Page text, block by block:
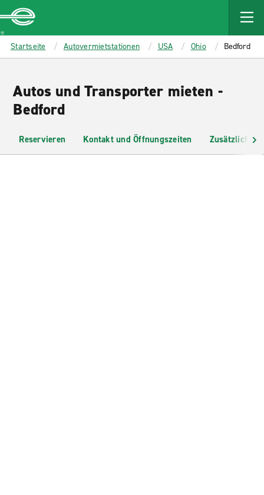
MAIN
CONTENT
Enterprise
Startseite Autovermietstationen USA Ohio Bedford
Autos und Transporter mieten -
Bedford
Reservieren Kontakt und Öffnungszeiten Zusätzliche